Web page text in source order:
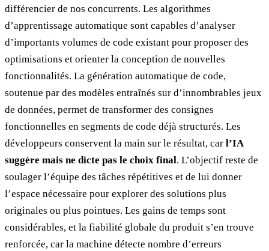
différencier de nos concurrents. Les algorithmes
d’apprentissage automatique sont capables d’analyser
d’importants volumes de code existant pour proposer des
optimisations et orienter la conception de nouvelles
fonctionnalités. La génération automatique de code,
soutenue par des modèles entraînés sur d’innombrables jeux
de données, permet de transformer des consignes
fonctionnelles en segments de code déjà structurés. Les
développeurs conservent la main sur le résultat, car l’IA
suggère mais ne dicte pas le choix final. L’objectif reste de
soulager l’équipe des tâches répétitives et de lui donner
l’espace nécessaire pour explorer des solutions plus
originales ou plus pointues. Les gains de temps sont
considérables, et la fiabilité globale du produit s’en trouve
renforcée, car la machine détecte nombre d’erreurs